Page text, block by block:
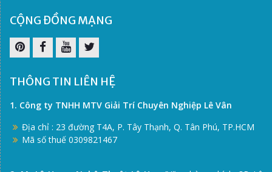
CỘNG ĐỒNG MẠNG
THÔNG TIN LIÊN HỆ
1. Công ty TNHH MTV Giải Trí Chuyên Nghiệp Lê Vân
Địa chỉ : 23 đường T4A, P. Tây Thạnh, Q. Tân Phú, TP.HCM
Mã số thuế 0309821467